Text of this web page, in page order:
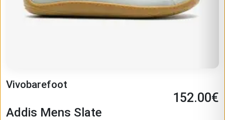
Vivobarefoot
152.00€
Addis Mens Slate